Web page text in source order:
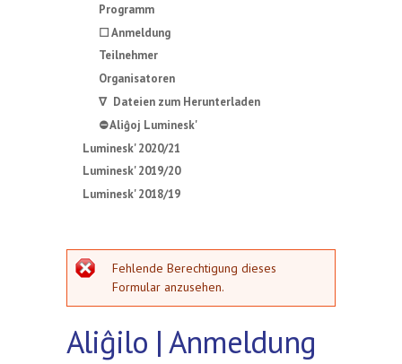
Programm
☐ Anmeldung
Teilnehmer
Organisatoren
∇ Dateien zum Herunterladen
⛔ Aliĝoj Luminesk'
Luminesk' 2020/21
Luminesk' 2019/20
Luminesk' 2018/19
Fehlermeldung
Fehlende Berechtigung dieses
Formular anzusehen.
Aliĝilo | Anmeldung